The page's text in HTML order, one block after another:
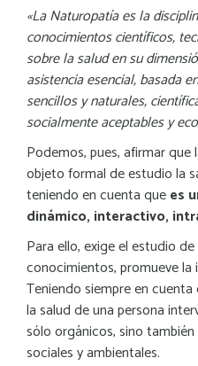
«La Naturopatía es la
conocimientos científicos,
sobre la salud en su
asistencia esencial, basada
sencillos y naturales,
socialmente aceptables y
Podemos, pues, afirmar
objeto formal de estudio la
teniendo en cuenta quees
dinámico, interactivo,
Para ello, exige el estudio
conocimientos, promueve la
Teniendo siempre en
la salud de una persona
sólo orgánicos, sino
sociales y ambientales.